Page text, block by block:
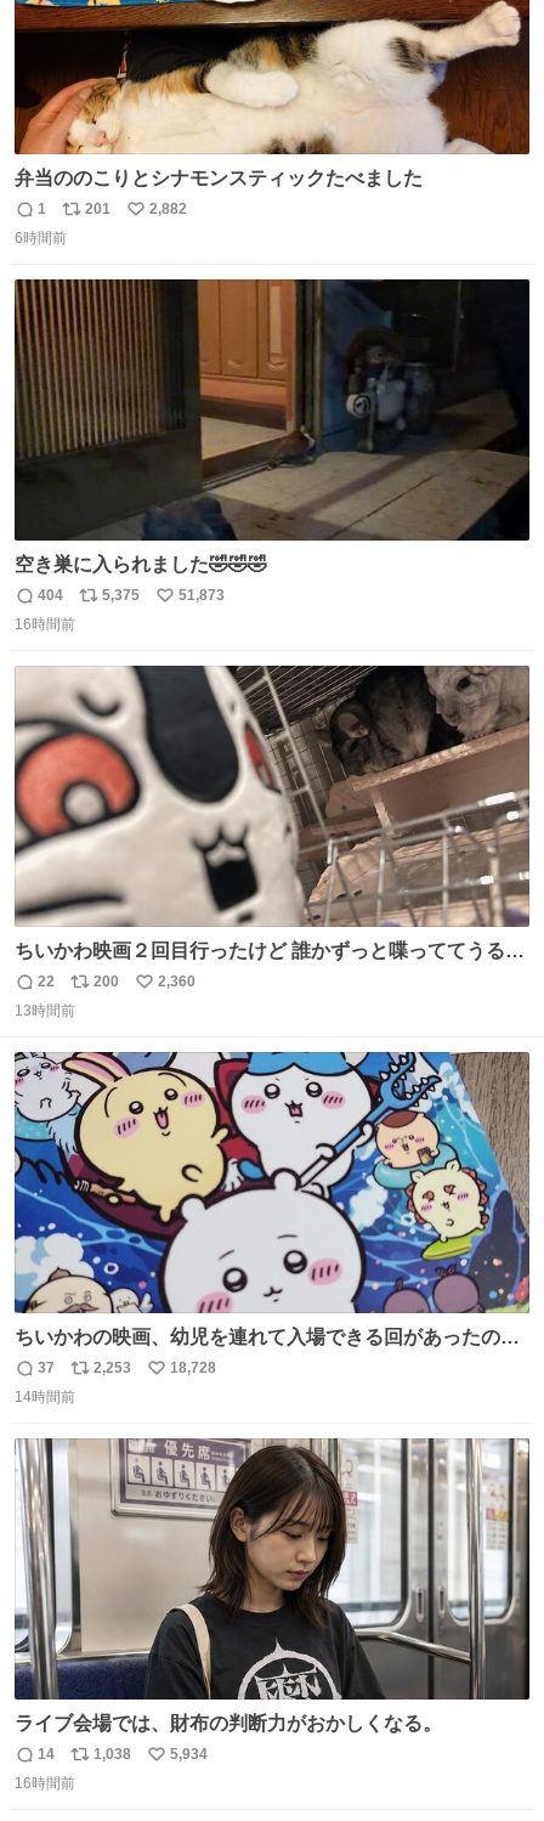
弁当ののこりとシナモンスティックたべました
返
信
1
リ
ポ
ト
数
201
い
数
2,882
6時間前
空き巣に入られました🤣🤣🤣
返
信
404
リ
ト
数
5,375
い
51,873
16時間前
ちいかわ映画２回目行ったけど 誰かずっと喋っててうるさ
かった 許せねえ
返
信
22
リ
ポ
ト
数
200
い
数
2,360
13時間前
ちいかわの映画、幼児を連れて入場できる回があったので
子どもを連れて観てきたんですけど、セイレーンの登場シ
ーンで場内のベビーが一斉に泣き出してたのがとてもよい
返
信
37
リ
ポ
数
2,253
い
数
18,728
14時間前
ライブ会場では、財布の判断力がおかしくなる。
返
信
14
リ
ポ
1,038
い
5,934
16時間前